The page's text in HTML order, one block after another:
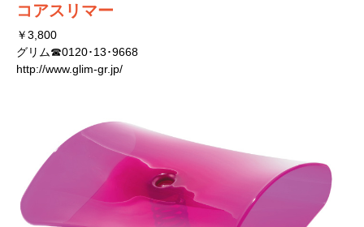
コアスリマー
￥3,800
グリム☎0120･13･9668
http://www.glim-gr.jp/